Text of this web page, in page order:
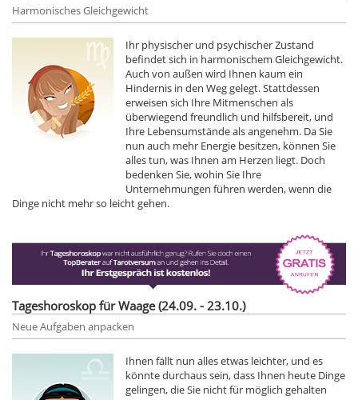
Harmonisches Gleichgewicht
Ihr physischer und psychischer Zustand
befindet sich in harmonischem Gleichgewicht.
Auch von außen wird Ihnen kaum ein
Hindernis in den Weg gelegt. Stattdessen
erweisen sich Ihre Mitmenschen als
überwiegend freundlich und hilfsbereit, und
Ihre Lebensumstände als angenehm. Da Sie
nun auch mehr Energie besitzen, können Sie
alles tun, was Ihnen am Herzen liegt. Doch
bedenken Sie, wohin Sie Ihre
Unternehmungen führen werden, wenn die
Dinge nicht mehr so leicht gehen.
Tageshoroskop für Waage (24.09. - 23.10.)
Neue Aufgaben anpacken
Ihnen fällt nun alles etwas leichter, und es
könnte durchaus sein, dass Ihnen heute Dinge
gelingen, die Sie nicht für möglich gehalten